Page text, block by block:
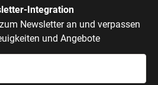
Integration
Newsletter an und verpassen
und Angebote